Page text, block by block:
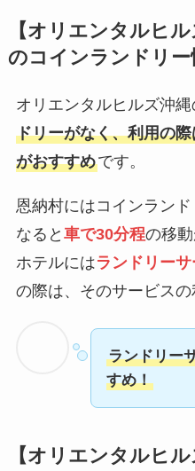
【オリエンタルヒル
のコインランドリー
オリエンタルヒルズ沖縄
ドリーがなく、利用の
がおすすめです。
恩納村にはコインラン
なると 車で30分程の移動
ホテルにはランドリーサ
の際は、そのサービスの
ランドリー
すめ！
【オリエンタルヒル